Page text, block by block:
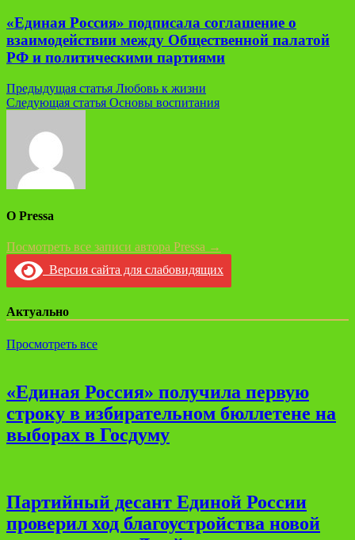
«Единая Россия» подписала соглашение о
взаимодействии между Общественной палатой
РФ и политическими партиями
Навигация
по
записям
Предыдущая статья Любовь к жизни
Следующая статья Основы воспитания
О Pressa
Посмотреть все записи автора Pressa →
Версия сайта для слабовидящих
Актуально
Просмотреть все
«Единая Россия» получила первую
строку в избирательном бюллетене на
выборах в Госдуму
Партийный десант Единой России
проверил ход благоустройства новой